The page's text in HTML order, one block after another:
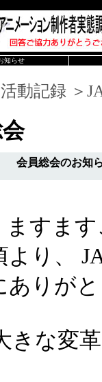
知らせ
動記録 ＞
会員総会のお知
すます
り、
ありが
な変